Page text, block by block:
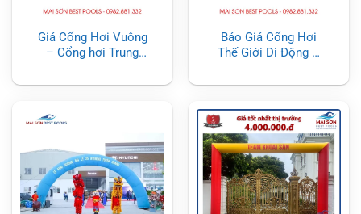
Giá Cổng Hơi Vuông
– Cổng hơi Trung
Báo Giá Cổng Hơi
Thế Giới Di Động –
Vuông